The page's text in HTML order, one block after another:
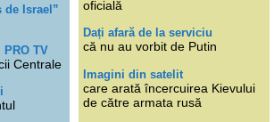
de Israel”
TV
Centrale
oficială
Dați afară de la serviciu
că nu au vorbit de Putin
Imagini din satelit
care arată încercuirea Kievului
de către armata rusă